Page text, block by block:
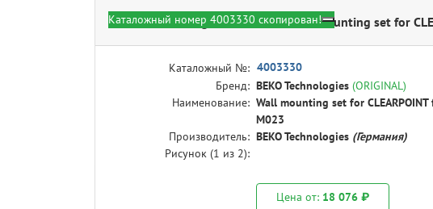
BEKO Technologies 4003330 - Wall mounting set for
Каталожный №: 4003330
Бренд: BEKO Technologies (ORIGINAL)
Наименование: Wall mounting set for
M023
Производитель: BEKO Technologies (Германия)
Рисунок (1 из 2):
Цена от: 18 076 ₽
Каталожный номер 4003330 скопирован!